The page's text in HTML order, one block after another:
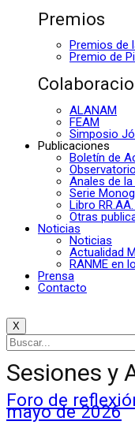
Premios
Premios de
Premio de
ALANAM
FEAM
Simposio
Publicaciones
Boletín de
Anales de la
Serie
Libro
Otras
Noticias
Noticias
Actualidad
RANME en
Prensa
Contacto
X
Sesiones y
Foro de
mayo de 2026